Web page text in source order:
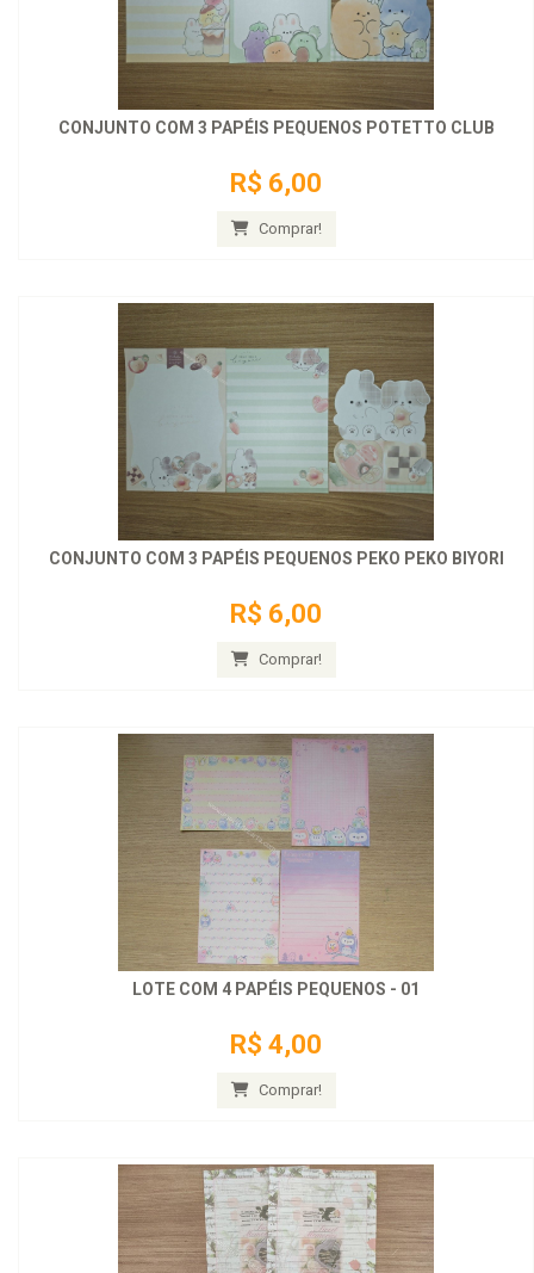
CONJUNTO COM 3 PAPÉIS PEQUENOS POTETTO CLUB
R$ 6,00
Comprar!
CONJUNTO COM 3 PAPÉIS PEQUENOS PEKO PEKO BIYORI
R$ 6,00
Comprar!
LOTE COM 4 PAPÉIS PEQUENOS - 01
R$ 4,00
Comprar!